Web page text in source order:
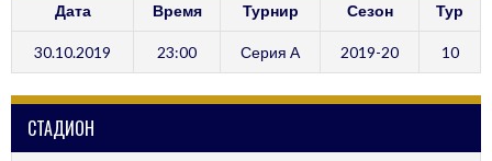
Дата Время Турнир Сезон Тур
30.10.2019 23:00 Серия А 2019-20 10
СТАДИОН